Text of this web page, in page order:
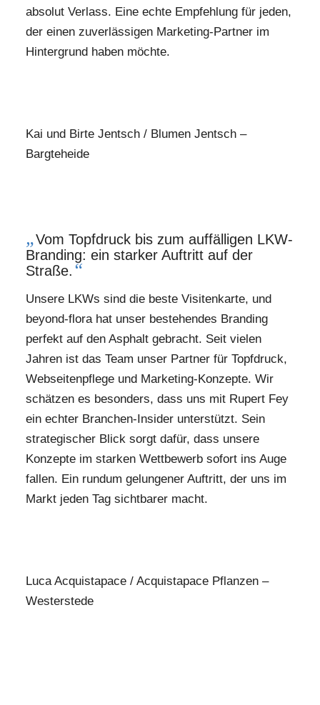
absolut Verlass. Eine echte Empfehlung für jeden,
der einen zuverlässigen Marketing-Partner im
Hintergrund haben möchte.
Kai und Birte Jentsch / Blumen Jentsch –
Bargteheide
„Vom Topfdruck bis zum auffälligen LKW-
Branding: ein starker Auftritt auf der
Straße. “
Unsere LKWs sind die beste Visitenkarte, und
beyond-flora hat unser bestehendes Branding
perfekt auf den Asphalt gebracht. Seit vielen
Jahren ist das Team unser Partner für Topfdruck,
Webseitenpflege und Marketing-Konzepte. Wir
schätzen es besonders, dass uns mit Rupert Fey
ein echter Branchen-Insider unterstützt. Sein
strategischer Blick sorgt dafür, dass unsere
Konzepte im starken Wettbewerb sofort ins Auge
fallen. Ein rundum gelungener Auftritt, der uns im
Markt jeden Tag sichtbarer macht.
Luca Acquistapace / Acquistapace Pflanzen –
Westerstede